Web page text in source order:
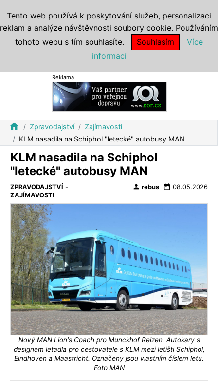
Reklama
home Zpravodajství
Zajímavosti
KLM nasadila na Schiphol "letecké" autobusy MAN
KLM nasadila na Schiphol
"letecké" autobusy MAN
ZPRAVODAJSTVÍ -
ZAJÍMAVOSTI
person rebus date_range 08.05.2026
Nový MAN Lion's Coach pro Munckhof Reizen. Autokary s
designem letadla pro cestovatele s KLM mezi letišti Schiphol,
Eindhoven a Maastricht. Označeny jsou vlastním číslem letu.
Foto MAN
Tento web používá k poskytování služeb, personalizaci
reklam a analýze návštěvnosti soubory cookie. Používáním
tohoto webu s tím souhlasíte.
Souhlasím
Více
informací